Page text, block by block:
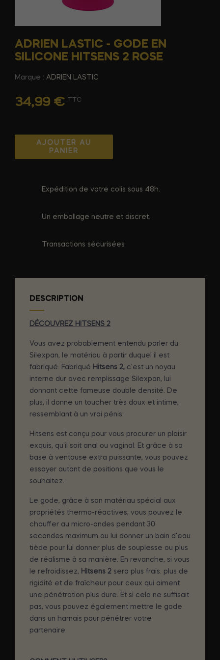
ADRIEN LASTIC - GODE EN
SILICONE HITSENS 2 ROSE
Marque : ADRIEN LASTIC
34,99 € TTC
AJOUTER AU
PANIER
Expédition de votre colis sous 48h.
Un emballage neutre et discret.
Transactions sécurisées
DESCRIPTION
DÉCOUVREZ HITSENS 2
Vous avez probablement entendu parler du
Silexpan, le matériau à partir duquel il est
fabriqué. Fabriqué Hitsens 2, c'est un noyau
interne dur avec remplissage Silexpan, lui
donnant cette fameuse double densité. De
plus, il donne un toucher très doux et intime,
ressemblant à un vrai pénis.
Hitsens est conçu pour vous procurer un plaisir
exquis, qu'il soit anal ou vaginal. Et grâce à sa
base à ventouse extra puissante, vous pouvez
essayer autant de positions que vous le
souhaitez.
Le gode, grâce à son matériau spécial aux
propriétés thermo-réactives, vous pouvez le
chauffer au micro-ondes pendant 30
secondes maximum ou lui donner un bain d'eau
tiède pour lui donner plus de souplesse ou plus
de réalisme à sa manière. En revanche, si vous
le refroidissez, Hitsens 2 sera plus frais. plus de
rigidité et de fraîcheur pour ceux qui aiment
une pénétration plus dure. Et si cela ne suffisait
pas, vous pouvez également mettre le gode
dans un harnais pour pénétrer votre
partenaire.